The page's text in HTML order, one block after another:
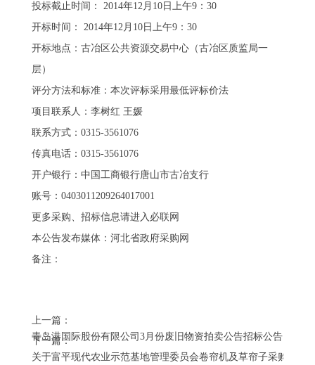
投标截止时间： 2014年12月10日上午9：30
开标时间： 2014年12月10日上午9：30
开标地点：古冶区公共资源交易中心（古冶区质监局一
层）
评分方法和标准：本次评标采用最低评标价法
项目联系人：李树红 王媛
联系方式：0315-3561076
传真电话：0315-3561076
开户银行：中国工商银行唐山市古冶支行
账号：0403011209264017001
更多采购、招标信息请进入必联网
本公告发布媒体：河北省政府采购网
备注：
上一篇：
青岛港国际股份有限公司3月份废旧物资拍卖公告招标公告
下一篇：
关于富平现代农业示范基地管理委员会卷帘机及草帘子采购项目